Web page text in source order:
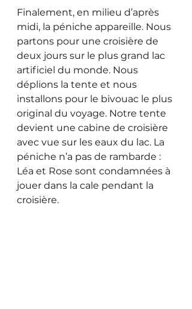
Finalement, en milieu d’après
midi, la péniche appareille. Nous
partons pour une croisière de
deux jours sur le plus grand lac
artificiel du monde. Nous
déplions la tente et nous
installons pour le bivouac le plus
original du voyage. Notre tente
devient une cabine de croisière
avec vue sur les eaux du lac. La
péniche n’a pas de rambarde :
Léa et Rose sont condamnées à
jouer dans la cale pendant la
croisière.